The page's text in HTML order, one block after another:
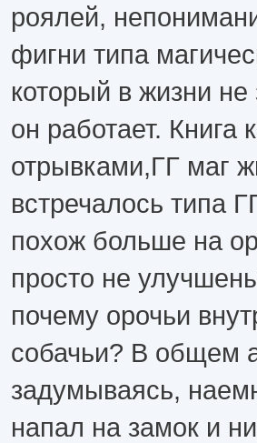
роялей,
фигни типа
который в жизни не
он работает. Книга
отрывками,ГГ маг
встречалось типа
похож больше на
просто не
почему орочьи
собачьи? В общем
задумываясь,
напал на замок и